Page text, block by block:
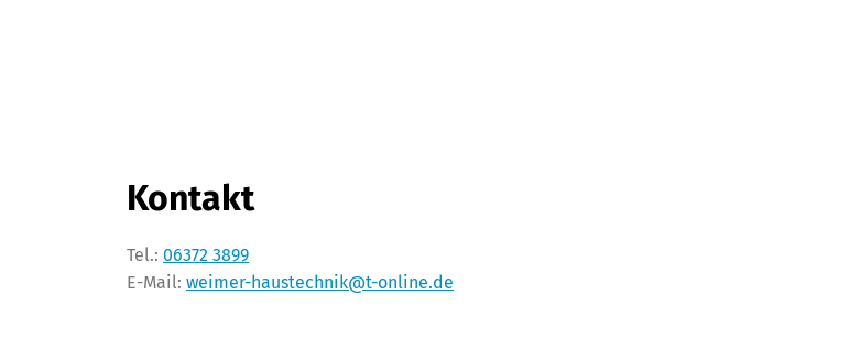
Kontakt
Tel.: 06372 3899
E-Mail: weimer-haustechnik@t-online.de